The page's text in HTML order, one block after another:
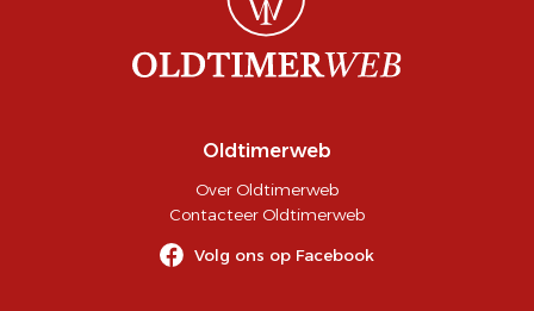
Oldtimerweb
Over Oldtimerweb
Contacteer Oldtimerweb
Volg ons op Facebook